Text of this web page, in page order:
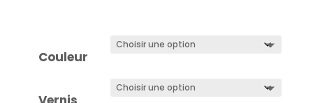
Couleur